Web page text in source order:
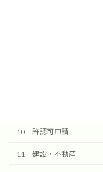
10 許認可申請
11 建設・不動産